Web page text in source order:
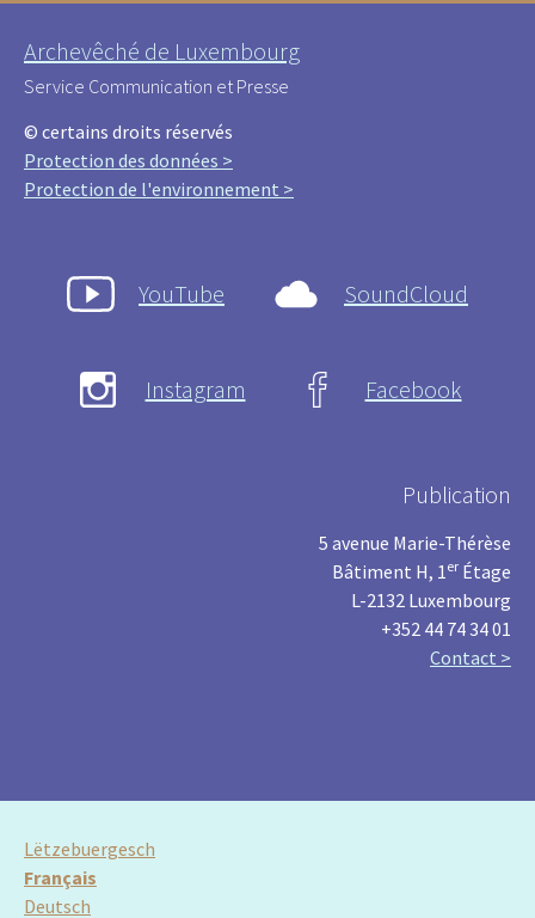
Archevêché de Luxembourg
Service Communication et Presse
© certains droits réservés
Protection des données >
Protection de l'environnement >
YouTube SoundCloud
Instagram Facebook
Publication
5 avenue Marie-Thérèse
Bâtiment H, 1 er Étage
L-2132 Luxembourg
+352 44 74 34 01
Contact >
Lëtzebuergesch
Français
Deutsch